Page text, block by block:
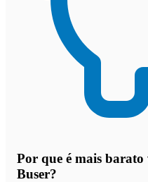
Por que é mais
Buser?